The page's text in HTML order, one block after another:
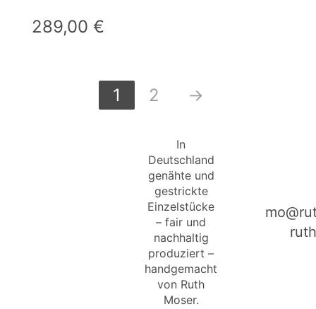
289,00 €
1 2 →
In
Deutschland
genähte und
gestrickte
Einzelstücke
– fair und
nachhaltig
produziert –
handgemacht
von Ruth
Moser.